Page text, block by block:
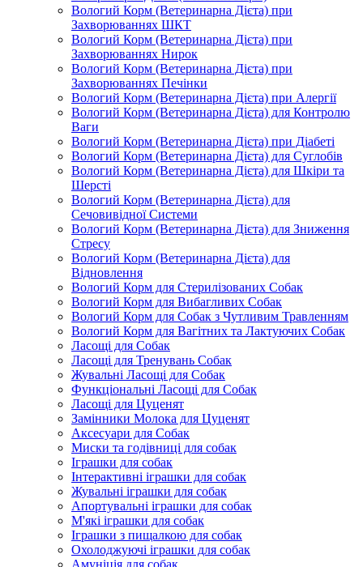
Вологий Корм (Ветеринарна Дієта) при
Захворюваннях ШКТ
Вологий Корм (Ветеринарна Дієта) при
Захворюваннях Нирок
Вологий Корм (Ветеринарна Дієта) при
Захворюваннях Печінки
Вологий Корм (Ветеринарна Дієта) при Алергії
Вологий Корм (Ветеринарна Дієта) для Контролю
Ваги
Вологий Корм (Ветеринарна Дієта) при Діабеті
Вологий Корм (Ветеринарна Дієта) для Суглобів
Вологий Корм (Ветеринарна Дієта) для Шкіри та
Шерсті
Вологий Корм (Ветеринарна Дієта) для
Сечовивідної Системи
Вологий Корм (Ветеринарна Дієта) для Зниження
Стресу
Вологий Корм (Ветеринарна Дієта) для
Відновлення
Вологий Корм для Стерилізованих Собак
Вологий Корм для Вибагливих Собак
Вологий Корм для Собак з Чутливим Травленням
Вологий Корм для Вагітних та Лактуючих Собак
Ласощі для Собак
Ласощі для Тренувань Собак
Жувальні Ласощі для Собак
Функціональні Ласощі для Собак
Ласощі для Цуценят
Замінники Молока для Цуценят
Аксесуари для Собак
Миски та годівниці для собак
Іграшки для собак
Інтерактивні іграшки для собак
Жувальні іграшки для собак
Апортувальні іграшки для собак
М'які іграшки для собак
Іграшки з пищалкою для собак
Охолоджуючі іграшки для собак
Амуніція для собак